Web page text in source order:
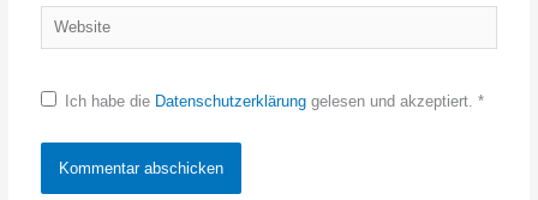
Website
Ich habe die Datenschutzerklärunggelesen und akzeptiert. *